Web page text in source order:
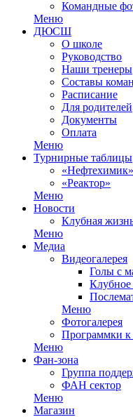
Командные
Меню
ДЮСШ
О школе
Руководство
Наши тренеры
Составы
Расписание
Для родителей
Документы
Оплата
Меню
Турнирные таблицы
«Нефтехимик»
«Реактор»
Меню
Новости
Клубная
Меню
Медиа
Видеогалерея
Голы с
Клубное
Меню
Фотогалерея
Программки к
Меню
Фан-зона
Группа
ФАН сектор
Меню
Магазин